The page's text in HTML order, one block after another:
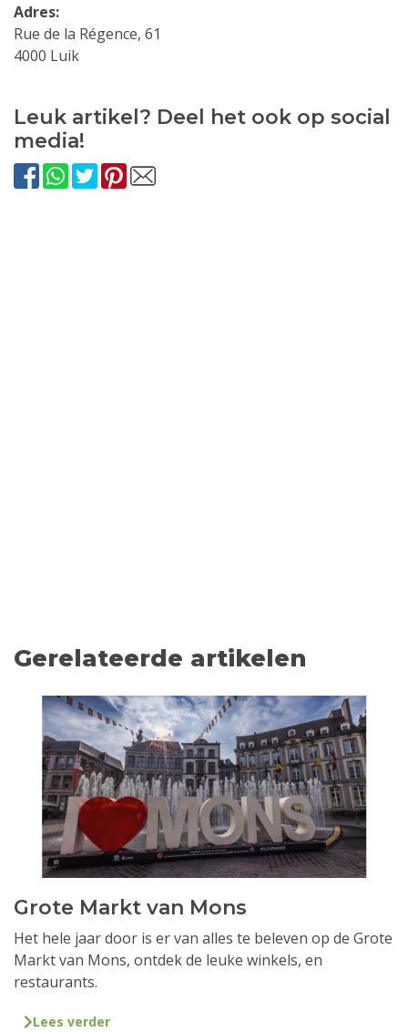
Adres:
Rue de la Régence, 61
4000 Luik
Leuk artikel? Deel het ook op social
media!
Gerelateerde artikelen
Grote Markt van Mons
Het hele jaar door is er van alles te beleven op de Grote
Markt van Mons, ontdek de leuke winkels, en
restaurants.
Lees verder